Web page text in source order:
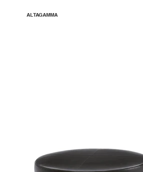
ALTAGAMMA